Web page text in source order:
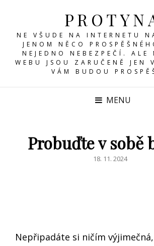
NE VŠUDE NA INTERNETU
JENOM NĚCO
NEJEDNO NEBEZPEČÍ. ALE
WEBU JSOU ZARUČENĚ JEN
VÁM BUDOU
MENU
Probuďte v sobě
POSTED
18. 11. 2024
Nepřipadáte si ničím